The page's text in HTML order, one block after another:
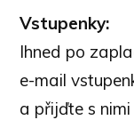
Vstupenky:
Ihned po
e-mail
a přijďte s